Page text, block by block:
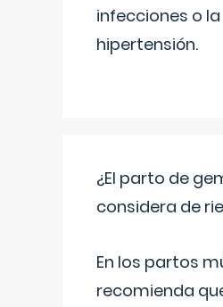
infecciones o la
hipertensión.
¿El parto de
considera de
En los partos
recomienda